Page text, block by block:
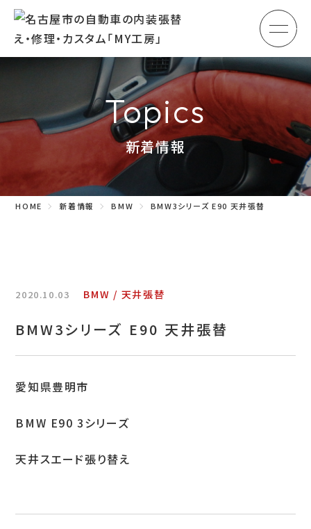
メ
初めての方へ
車のシート張替え・修理
車の内張り
特定商取引表示
新着情報
施工例
プライバシーポリシー
Tel.052-382-1913
Topics
新着情報
HOME 新着情報 BMW BMW3シリーズ E90 天井張替
2020.10.03 BMW 天井張替
BMW3シリーズ E90 天井張替
愛知県豊明市
BMW E90 3シリーズ
天井スエード張り替え